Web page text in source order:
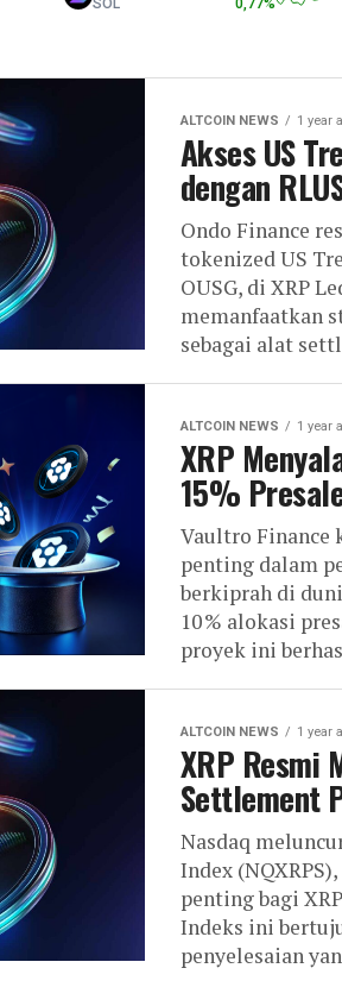
ALTCOIN NEWS 1 year
Akses US
dengan
Ondo Finance
tokenized US
OUSG, di XRP
memanfaatkan
sebagai alat
ALTCOIN NEWS 1 year
XRP
15%
Vaultro Finance
penting dalam
berkiprah di
10 % alokasi
proyek ini
ALTCOIN NEWS 1 year
XRP Resmi
Settlement
Nasdaq
Index
penting bagi
Indeks ini
penyelesaian